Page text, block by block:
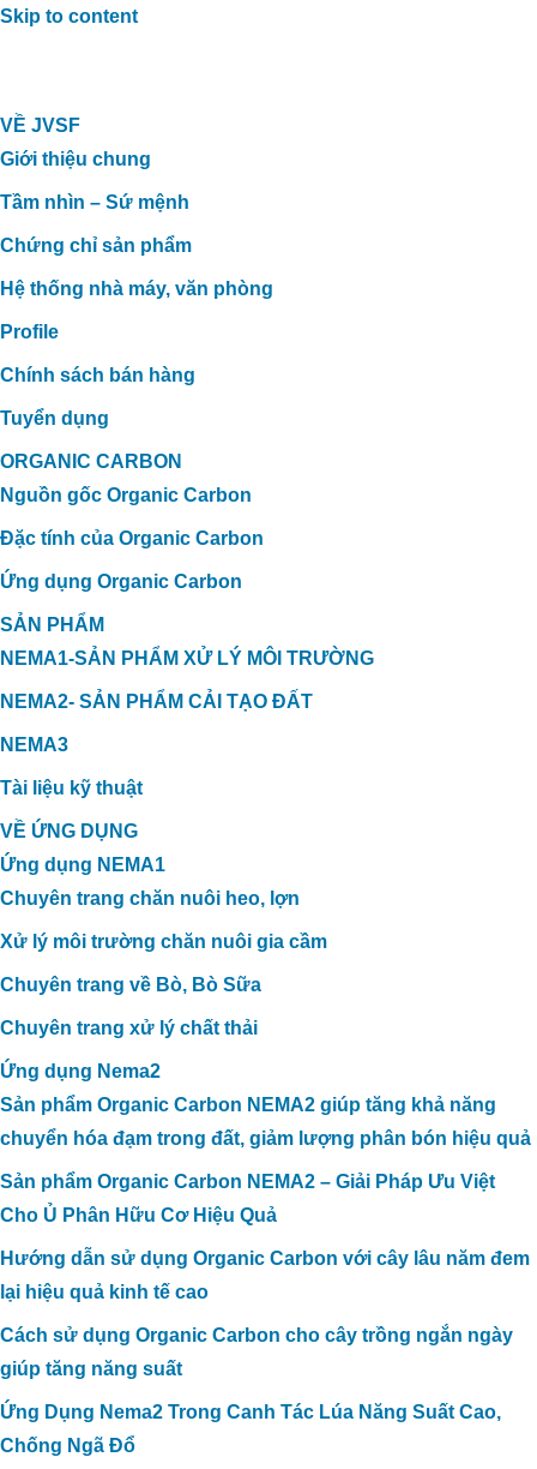
Skip to content
VỀ JVSF
Giới thiệu chung
Tầm nhìn – Sứ mệnh
Chứng chỉ sản phẩm
Hệ thống nhà máy, văn phòng
Profile
Chính sách bán hàng
Tuyển dụng
ORGANIC CARBON
Nguồn gốc Organic Carbon
Đặc tính của Organic Carbon
Ứng dụng Organic Carbon
SẢN PHẨM
NEMA1-SẢN PHẨM XỬ LÝ MÔI TRƯỜNG
NEMA2- SẢN PHẨM CẢI TẠO ĐẤT
NEMA3
Tài liệu kỹ thuật
VỀ ỨNG DỤNG
Ứng dụng NEMA1
Chuyên trang chăn nuôi heo, lợn
Xử lý môi trường chăn nuôi gia cầm
Chuyên trang về Bò, Bò Sữa
Chuyên trang xử lý chất thải
Ứng dụng Nema2
Sản phẩm Organic Carbon NEMA2 giúp tăng khả năng
chuyển hóa đạm trong đất, giảm lượng phân bón hiệu quả
Sản phẩm Organic Carbon NEMA2 – Giải Pháp Ưu Việt
Cho Ủ Phân Hữu Cơ Hiệu Quả
Hướng dẫn sử dụng Organic Carbon với cây lâu năm đem
lại hiệu quả kinh tế cao
Cách sử dụng Organic Carbon cho cây trồng ngắn ngày
giúp tăng năng suất
Ứng Dụng Nema2 Trong Canh Tác Lúa Năng Suất Cao,
Chống Ngã Đổ